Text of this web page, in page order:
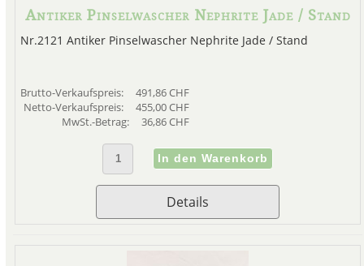
Antiker Pinselwascher Nephrite Jade / Stand
Nr.2121 Antiker Pinselwascher Nephrite Jade / Stand
Brutto-Verkaufspreis:
491,86 CHF
Netto-Verkaufspreis:
455,00 CHF
MwSt.-Betrag:
36,86 CHF
Details